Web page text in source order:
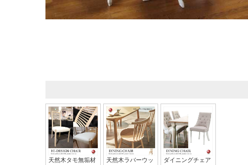
天然木タモ無垢材
天然木ラバーウッ
ダイニングチェア